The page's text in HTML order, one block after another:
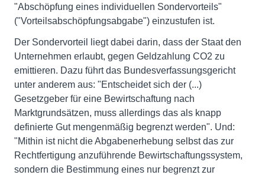
"Abschöpfung eines individuellen Sondervorteils"
("Vorteilsabschöpfungsabgabe") einzustufen ist.
Der Sondervorteil liegt dabei darin, dass der Staat den
Unternehmen erlaubt, gegen Geldzahlung CO2 zu
emittieren. Dazu führt das Bundesverfassungsgericht
unter anderem aus: "Entscheidet sich der (...)
Gesetzgeber für eine Bewirtschaftung nach
Marktgrundsätzen, muss allerdings das als knapp
definierte Gut mengenmäßig begrenzt werden". Und:
"Mithin ist nicht die Abgabenerhebung selbst das zur
Rechtfertigung anzuführende Bewirtschaftungssystem,
sondern die Bestimmung eines nur begrenzt zur